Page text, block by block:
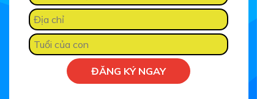
ĐĂNG KÝ NGAY